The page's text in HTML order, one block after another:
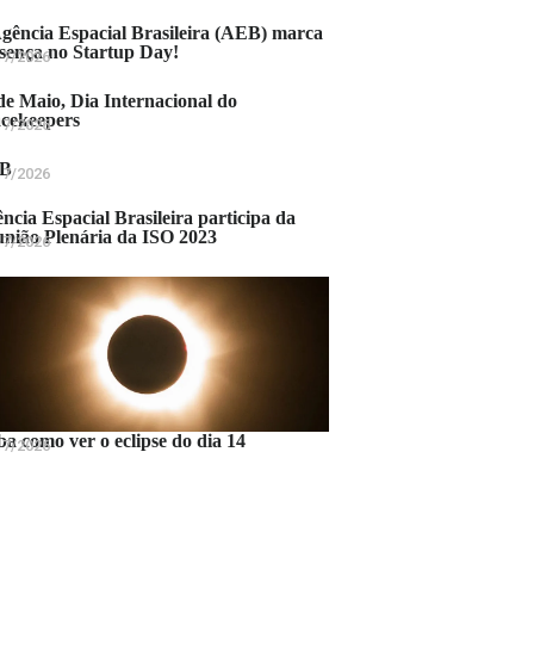
Espacial Brasileira (AEB) marca
no Startup Day!
2026
Maio, Dia Internacional do
2026
2026
Espacial Brasileira participa da
Plenária da ISO 2023
2026
como ver o eclipse do dia 14
2026